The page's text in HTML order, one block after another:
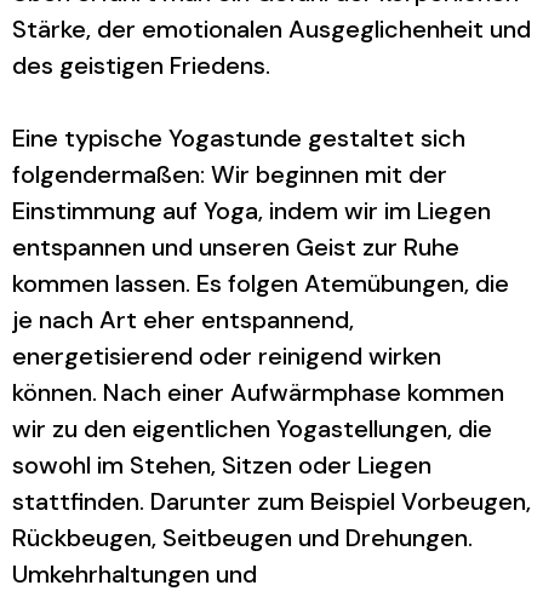
Stärke, der emotionalen Ausgeglichenheit und
des geistigen Friedens.
Eine typische Yogastunde gestaltet sich
folgendermaßen: Wir beginnen mit der
Einstimmung auf Yoga, indem wir im Liegen
entspannen und unseren Geist zur Ruhe
kommen lassen. Es folgen Atemübungen, die
je nach Art eher entspannend,
energetisierend oder reinigend wirken
können. Nach einer Aufwärmphase kommen
wir zu den eigentlichen Yogastellungen, die
sowohl im Stehen, Sitzen oder Liegen
stattfinden. Darunter zum Beispiel Vorbeugen,
Rückbeugen, Seitbeugen und Drehungen.
Umkehrhaltungen und